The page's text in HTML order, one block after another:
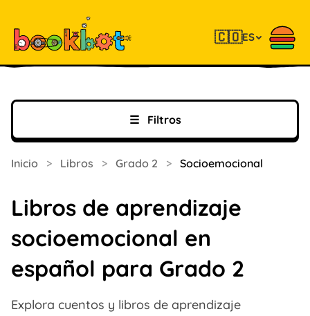
🇨🇴ES
☰ Filtros
Inicio > Libros > Grado 2 > Socioemocional
Libros de aprendizaje
socioemocional en
español para Grado 2
Explora cuentos y libros de aprendizaje